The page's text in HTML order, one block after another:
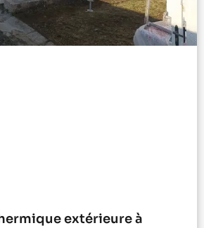
extérieure à